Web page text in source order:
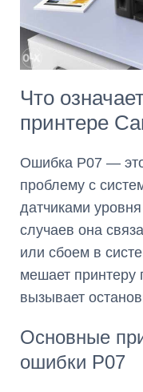
Что
принтере
Ошибка P07 —
проблему с
датчиками
случаев она
или сбоем в
мешает принтеру
вызывает
Основные
ошибки P07